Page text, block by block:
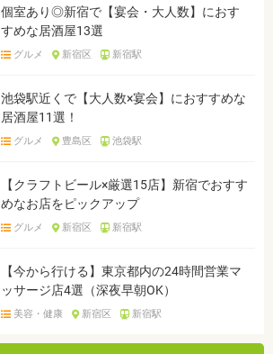
個室あり◎新宿で【宴会・大人数】におす
すめな居酒屋13選
グルメ 新宿区 新宿駅
池袋駅近くで【大人数×宴会】におすすめな
居酒屋11選！
グルメ 豊島区 池袋駅
【クラフトビール×厳選15店】新宿でおすす
めなお店をピックアップ
グルメ 新宿区 新宿駅
【今から行ける】東京都内の24時間営業マ
ッサージ店4選（深夜早朝OK）
美容・健康 新宿区 新宿駅